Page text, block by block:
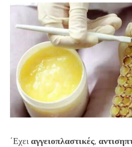
΄Εχειαγγειοπλαστικές,